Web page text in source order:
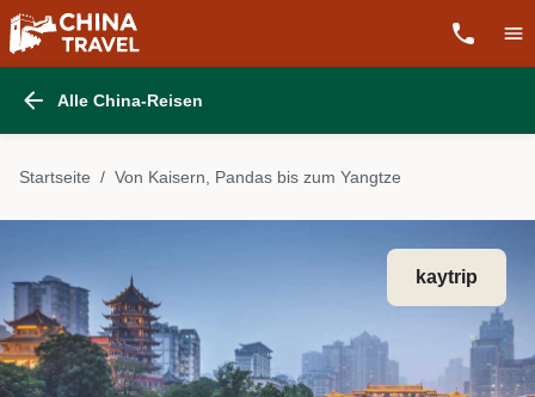
Alle China-Reisen
Startseite Von Kaisern, Pandas bis zum Yangtze
kaytrip